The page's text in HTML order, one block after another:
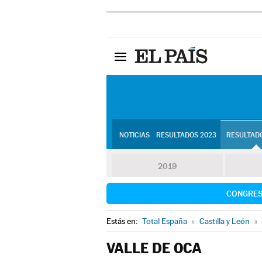
NOTICIAS RESULTADOS 2023
2019
Estás en: Total España » Castilla y León »
VALLE DE OCA